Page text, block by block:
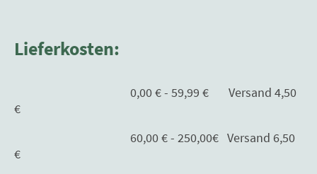
Lieferkosten:
0,00 € - 59,99 € Versand 4,50
€
60,00 € - 250,00€ Versand 6,50
€